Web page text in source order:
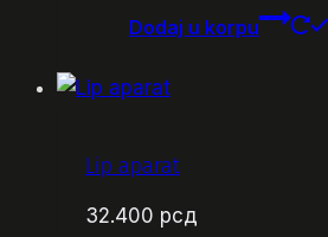
Dodaj u korpu
Lip aparat
32.400 рсд